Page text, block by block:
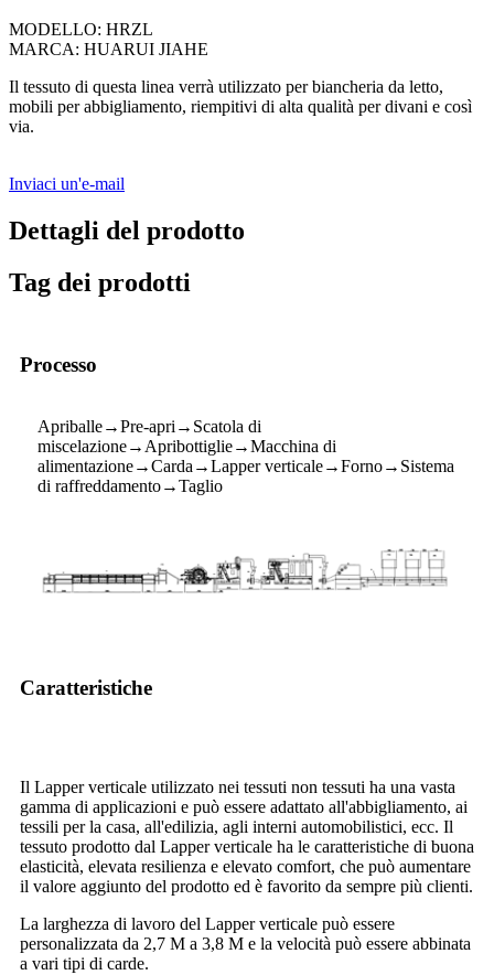
MODELLO: HRZL
MARCA: HUARUI JIAHE
Il tessuto di questa linea verrà utilizzato per biancheria da letto,
mobili per abbigliamento, riempitivi di alta qualità per divani e così
via.
Inviaci un'e-mail
Dettagli del prodotto
Tag dei prodotti
Processo
Apriballe→Pre-apri→Scatola di
miscelazione→Apribottiglie→Macchina di
alimentazione→Carda→Lapper verticale→Forno→Sistema
di raffreddamento→Taglio
Caratteristiche
Il Lapper verticale utilizzato nei tessuti non tessuti ha una vasta
gamma di applicazioni e può essere adattato all'abbigliamento, ai
tessili per la casa, all'edilizia, agli interni automobilistici, ecc. Il
tessuto prodotto dal Lapper verticale ha le caratteristiche di buona
elasticità, elevata resilienza e elevato comfort, che può aumentare
il valore aggiunto del prodotto ed è favorito da sempre più clienti.
La larghezza di lavoro del Lapper verticale può essere
personalizzata da 2,7 M a 3,8 M e la velocità può essere abbinata
a vari tipi di carde.